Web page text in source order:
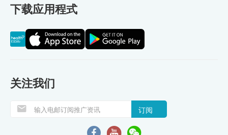
下载应用程式
关注我们
订阅